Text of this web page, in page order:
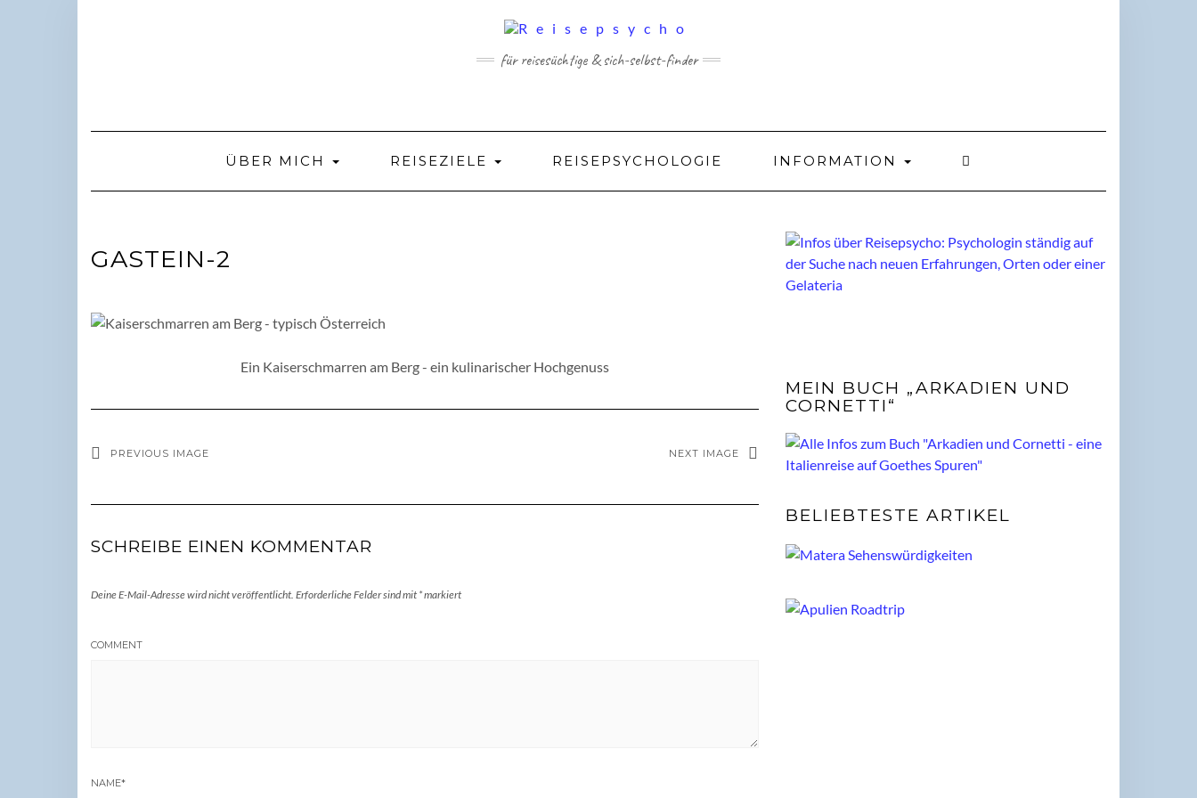
für reisesüchtige & sich-selbst-finder
ÜBER MICH REISEZIELE REISEPSYCHOLOGIE INFORMATION
GASTEIN-2
Ein Kaiserschmarren am Berg - ein kulinarischer Hochgenuss
PREVIOUS IMAGE NEXT IMAGE
SCHREIBE EINEN KOMMENTAR
Deine E-Mail-Adresse wird nicht veröffentlicht. Erforderliche Felder sind mit *markiert
COMMENT
NAME*
MEIN BUCH „ARKADIEN UND
CORNETTI“
BELIEBTESTE ARTIKEL